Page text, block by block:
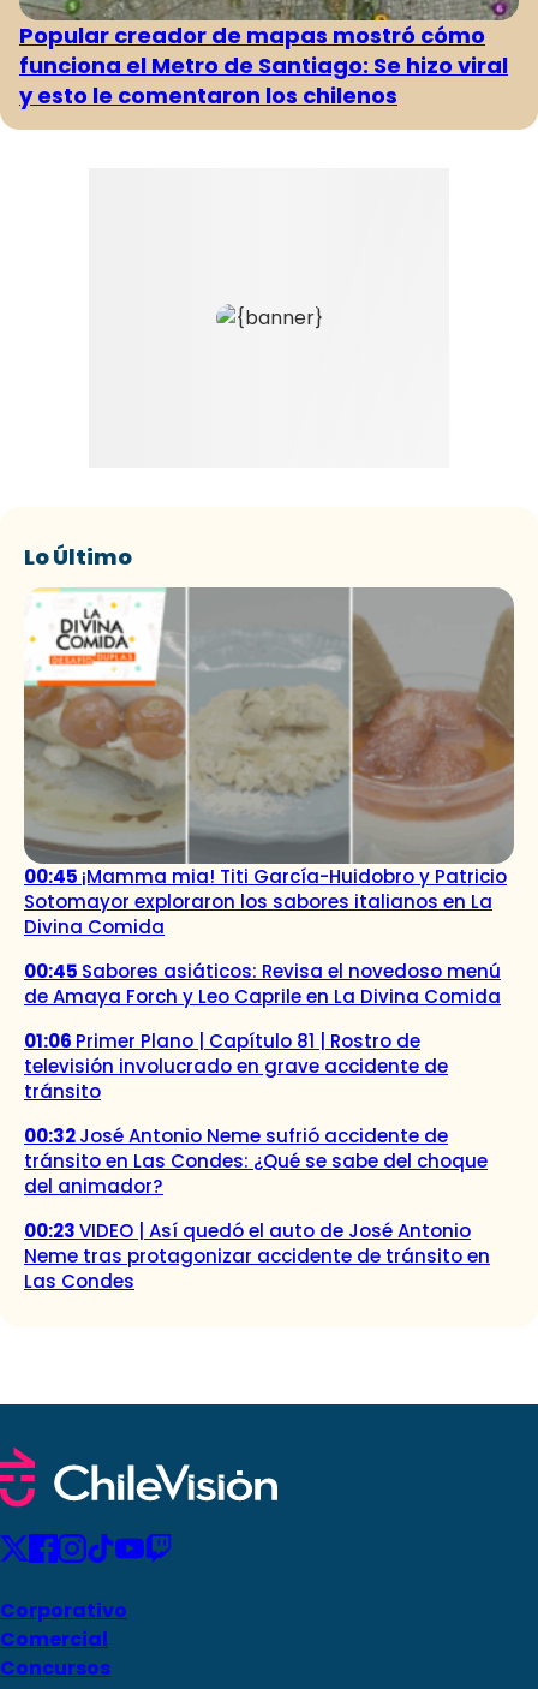
Popular creador de mapas mostró cómo
funciona el Metro de Santiago: Se hizo viral
y esto le comentaron los chilenos
Lo Último
00:45 ¡Mamma mia! Titi García-Huidobro y Patricio
Sotomayor exploraron los sabores italianos en La
Divina Comida
00:45 Sabores asiáticos: Revisa el novedoso menú
de Amaya Forch y Leo Caprile en La Divina Comida
01:06 Primer Plano | Capítulo 81 | Rostro de
televisión involucrado en grave accidente de
tránsito
00:32José Antonio Neme sufrió accidente de
tránsito en Las Condes: ¿Qué se sabe del choque
del animador?
00:23VIDEO | Así quedó el auto de José Antonio
Neme tras protagonizar accidente de tránsito en
Las Condes
Corporativo
Comercial
Concursos